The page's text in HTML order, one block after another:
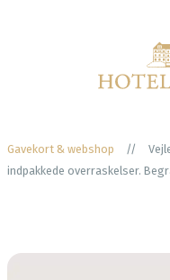
Gavekort & webshop //
indpakkede overraskelser.